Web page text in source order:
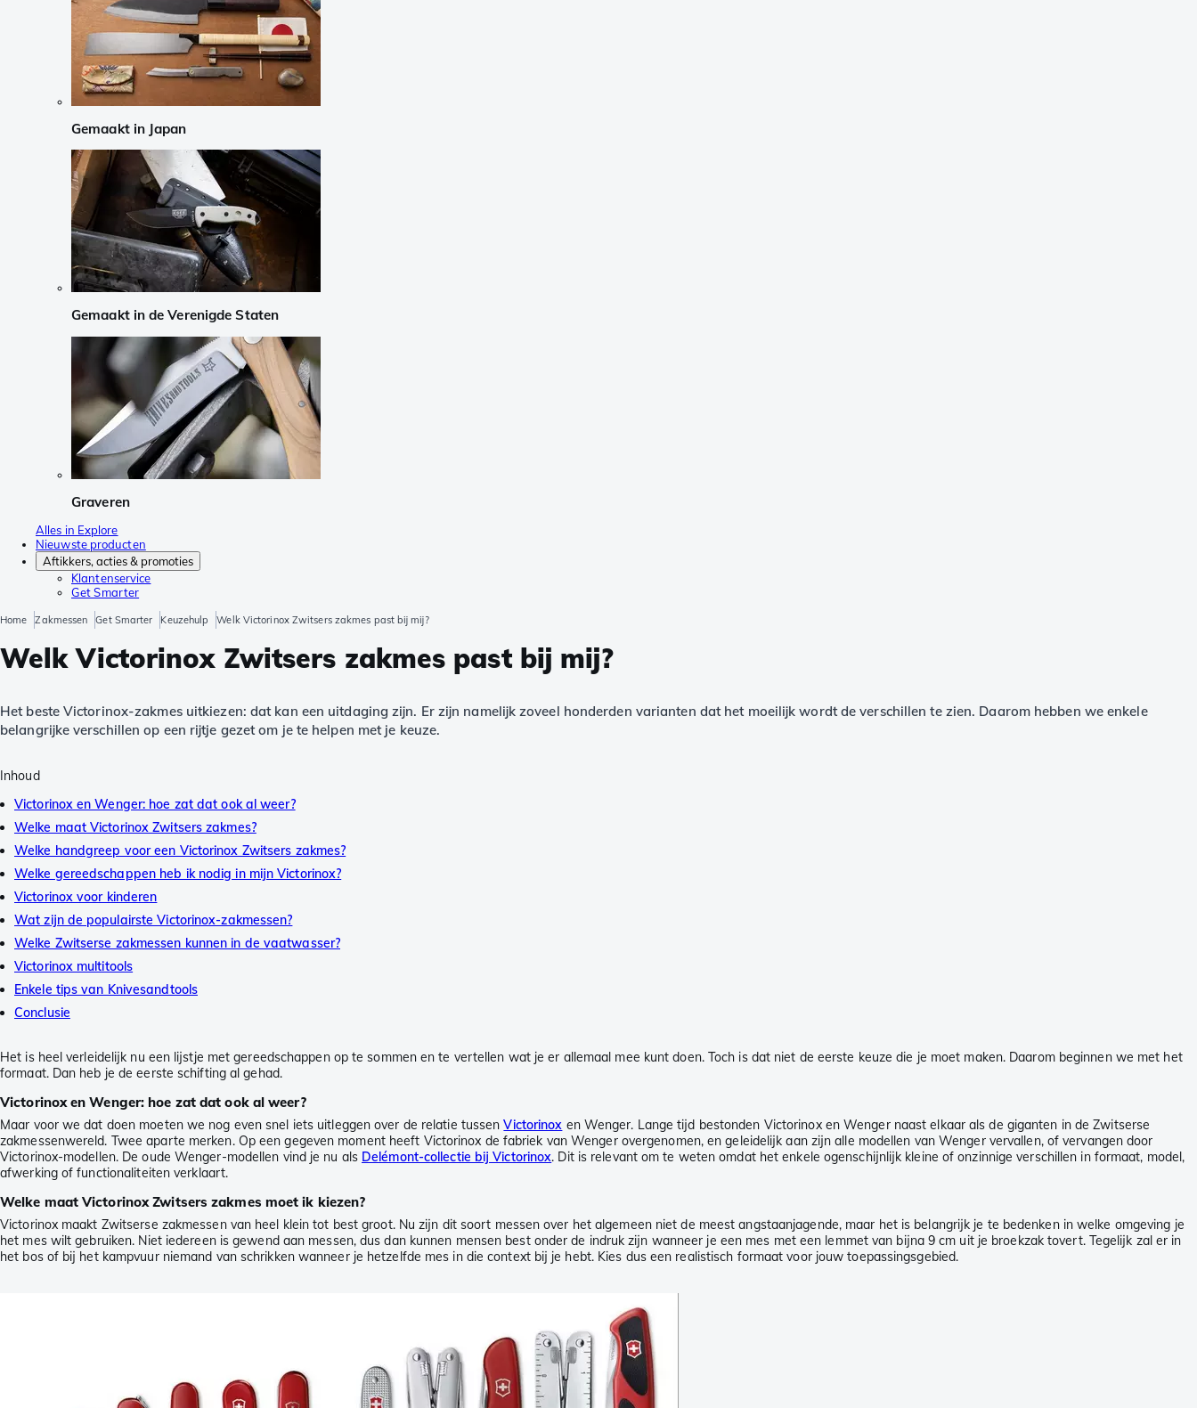
Gemaakt in Japan
Gemaakt in de Verenigde Staten
Graveren
Alles in Explore
Nieuwste producten
Aftikkers, acties & promoties
Klantenservice
Get Smarter
Home Zakmessen Get Smarter Keuzehulp Welk Victorinox Zwitsers zakmes past bij mij?
Welk Victorinox Zwitsers zakmes past bij mij?
Het beste Victorinox-zakmes uitkiezen: dat kan een uitdaging zijn. Er zijn namelijk zoveel honderden varianten dat het moeilijk wordt de verschillen te zien. Daarom hebben we enkele
belangrijke verschillen op een rijtje gezet om je te helpen met je keuze.
Inhoud
Victorinox en Wenger: hoe zat dat ook al weer?
Welke maat Victorinox Zwitsers zakmes?
Welke handgreep voor een Victorinox Zwitsers zakmes?
Welke gereedschappen heb ik nodig in mijn Victorinox?
Victorinox voor kinderen
Wat zijn de populairste Victorinox-zakmessen?
Welke Zwitserse zakmessen kunnen in de vaatwasser?
Victorinox multitools
Enkele tips van Knivesandtools
Conclusie
Het is heel verleidelijk nu een lijstje met gereedschappen op te sommen en te vertellen wat je er allemaal mee kunt doen. Toch is dat niet de eerste keuze die je moet maken. Daarom beginnen we met het
formaat. Dan heb je de eerste schifting al gehad.
Victorinox en Wenger: hoe zat dat ook al weer?
Maar voor we dat doen moeten we nog even snel iets uitleggen over de relatie tussenVictorinox en Wenger. Lange tijd bestonden Victorinox en Wenger naast elkaar als de giganten in de Zwitserse
zakmessenwereld. Twee aparte merken. Op een gegeven moment heeft Victorinox de fabriek van Wenger overgenomen, en geleidelijk aan zijn alle modellen van Wenger vervallen, of vervangen door
Victorinox-modellen. De oude Wenger-modellen vind je nu als Delémont-collectie bij Victorinox. Dit is relevant om te weten omdat het enkele ogenschijnlijk kleine of onzinnige verschillen in formaat, model,
afwerking of functionaliteiten verklaart.
Welke maat Victorinox Zwitsers zakmes moet ik kiezen?
Victorinox maakt Zwitserse zakmessen van heel klein tot best groot. Nu zijn dit soort messen over het algemeen niet de meest angstaanjagende, maar het is belangrijk je te bedenken in welke omgeving je
het mes wilt gebruiken. Niet iedereen is gewend aan messen, dus dan kunnen mensen best onder de indruk zijn wanneer je een mes met een lemmet van bijna 9 cm uit je broekzak tovert. Tegelijk zal er in
het bos of bij het kampvuur niemand van schrikken wanneer je hetzelfde mes in die context bij je hebt. Kies dus een realistisch formaat voor jouw toepassingsgebied.